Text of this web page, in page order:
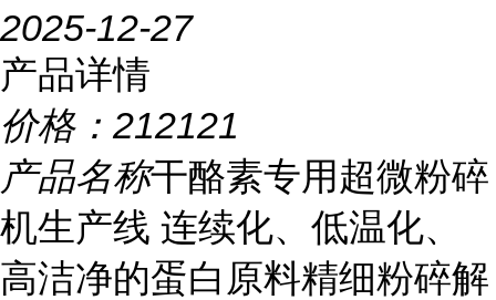
2025-12-27
产品详情
价格： 212121
产品名称干酪素专用超微粉碎
机生产线 连续化、低温化、
高洁净的蛋白原料精细粉碎解